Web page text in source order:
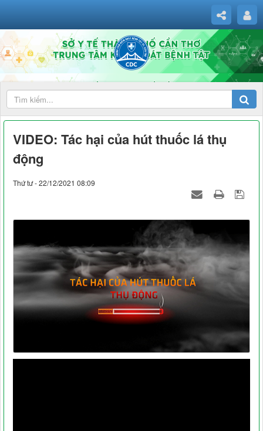
VIDEO: Tác hại của hút thuốc lá thụ
động
Thứ tư - 22/12/2021 08:09